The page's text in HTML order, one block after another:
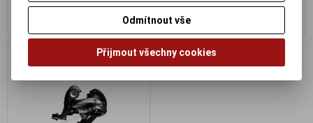
Odmítnout vše
Přijmout všechny cookies